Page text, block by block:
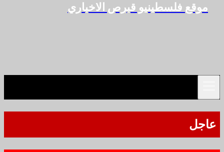
موقع فلسطينيو قبرص الاخباري
عاجل